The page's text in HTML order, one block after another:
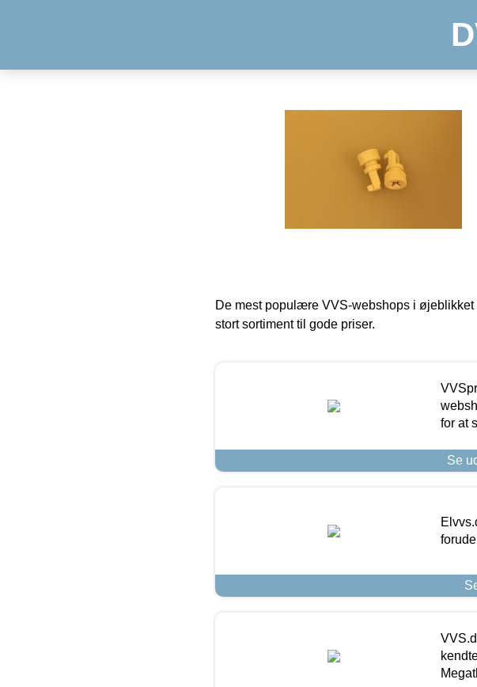
De mest populære VVS-webshops i øjeblikket
stort sortiment til gode priser.
for at
Se